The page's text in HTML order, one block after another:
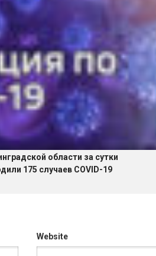
области за сутки
175 случаев COVID-19
Website